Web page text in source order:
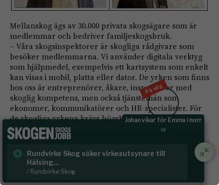
Mellanskog ägs av 30.000 privata skogsägare som är
medlemmar och bedriver familjeskogsbruk.
– Våra skogsinspektorer är skogliga rådgivare som
besöker medlemmarna. Vi använder digitala verktyg
som hjälpmedel, exempelvis ett kartsystem som enkelt
kan visas i mobil, platta eller dator. De yrken som finns
hos oss är entreprenörer, åkare, inspektorer med
skoglig kompetens, men också tjänstemän som
ekonomer, kommunikatörer och HR-specialister. För
de skogliga yrkena krävs högskoleutbildningar som
jägmästare eller skogsmästare, men även biologer.
Många arbetar med människor och behöver vara
förtroendeingivande, ha ett konsultativt arbetssätt som
även är affärsmässigt, sa Ian von Essen, IT-chef och
Fredrik Rosén, affärs- och verksamhetsutvecklare.
På väg
Johan vikar för Emma i norr
Rundvirke Skog söker virkesutsynare till
Hälsing...
/ Rundvirke Skog